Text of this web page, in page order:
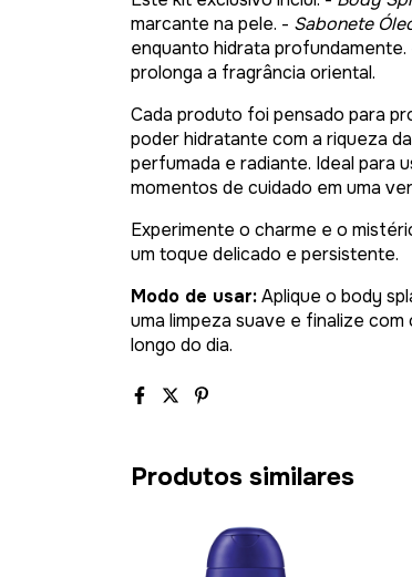
marcante na pele. - Sabonete
enquanto hidrata profundamente.
prolonga a fragrância oriental.
Cada produto foi pensado para
poder hidratante com a riqueza
perfumada e radiante. Ideal para
momentos de cuidado em uma
Experimente o charme e o
um toque delicado e persistente.
Modo de usar:Aplique o body
uma limpeza suave e finalize
longo do dia.
Produtos similares